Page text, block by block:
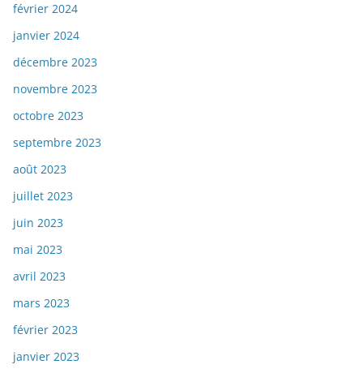
février 2024
janvier 2024
décembre 2023
novembre 2023
octobre 2023
septembre 2023
août 2023
juillet 2023
juin 2023
mai 2023
avril 2023
mars 2023
février 2023
janvier 2023